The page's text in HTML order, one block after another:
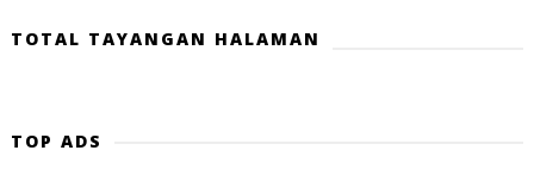
TOTAL TAYANGAN HALAMAN
TOP ADS